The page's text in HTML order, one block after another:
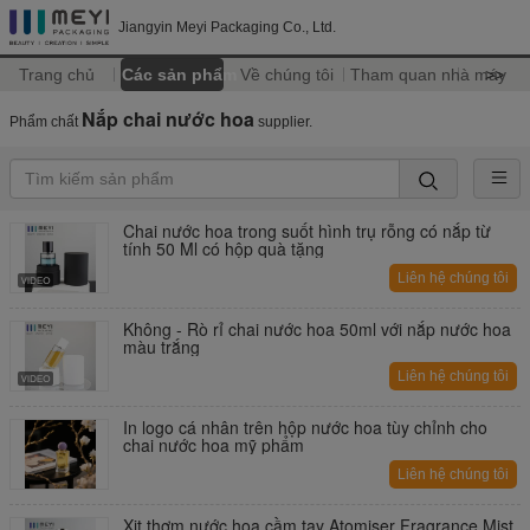
Jiangyin Meyi Packaging Co., Ltd.
Trang chủ Các sản phẩm Về chúng tôi Tham quan nhà máy
>>
Phẩm chất Nắp chai nước hoa supplier.
Chai nước hoa trong suốt hình trụ rỗng có nắp từ
tính 50 Ml có hộp quà tặng
Liên hệ chúng tôi
Không - Rò rỉ chai nước hoa 50ml với nắp nước hoa
màu trắng
Liên hệ chúng tôi
In logo cá nhân trên hộp nước hoa tùy chỉnh cho
chai nước hoa mỹ phẩm
Liên hệ chúng tôi
Xịt thơm nước hoa cầm tay Atomiser Fragrance Mist